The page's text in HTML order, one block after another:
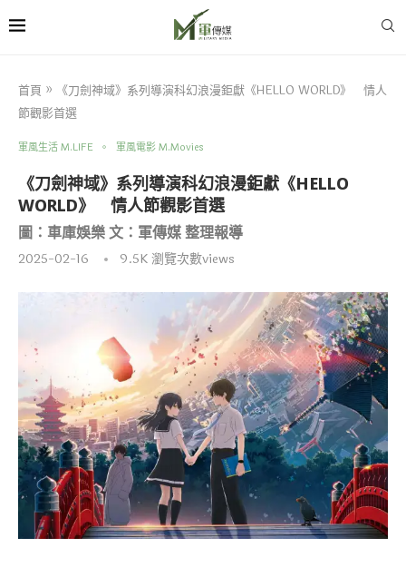
首頁 » 《刀劍神域》系列導演科幻浪漫鉅獻《HELLO WORLD》 情人
節觀影首選
軍風生活 M.LIFE 軍風電影 M.Movies
《刀劍神域》系列導演科幻浪漫鉅獻《HELLO
WORLD》 情人節觀影首選
圖：車庫娛樂 文：軍傳媒 整理報導
2025-02-16 9.5K瀏覽次數views